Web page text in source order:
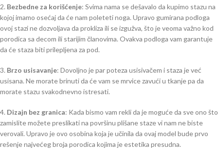
2. Bezbedne za korišćenje: Svima nama se dešavalo da kupimo stazu na
kojoj imamo osećaj da će nam poleteti noga. Upravo gumirana podloga
ovoj stazi ne dozvoljava da prokliza ili se izgužva, što je veoma važno kod
porodica sa decom ili starijim članovima. Ovakva podloga vam garantuje
da će staza biti prilepljena za pod.
3. Brzo usisavanje: Dovoljno je par poteza usisivačem i staza je već
usisana. Ne morate brinuti da će vam se mrvice zavući u tkanje pa da
morate stazu svakodnevno istresati.
4. Dizajn bez granica: Kada bismo vam rekli da je moguće da sve ono što
zamislite možete preslikati na površinu plišane staze vi nam ne biste
verovali. Upravo je ovo osobina koja je učinila da ovaj model bude prvo
rešenje najvećeg broja porodica kojima je estetika presudna.